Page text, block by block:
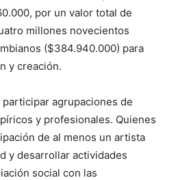
por un valor total de
millones novecientos
($384.940.000) para
y creación.
agrupaciones de
y profesionales. Quienes
de al menos un artista
y desarrollar actividades
social con las